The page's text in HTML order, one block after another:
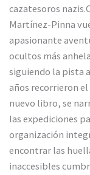
cazatesoros
Martínez-Pinna
apasionante
ocultos más
siguiendo la pista
años recorrieron el
nuevo libro, se
las expediciones
organización
encontrar las
inaccesibles